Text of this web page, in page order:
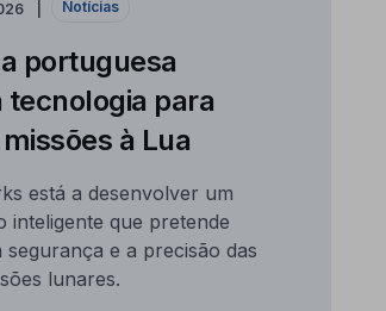
Notícias
portuguesa
tecnologia para
à Lua
está a desenvolver um
inteligente que pretende
segurança e a precisão das
lunares.